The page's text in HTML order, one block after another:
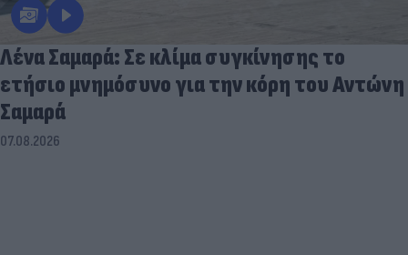
Λένα Σαμαρά: Σε κλίμα συγκίνησης το
ετήσιο μνημόσυνο για την κόρη του Αντώνη
Σαμαρά
07.08.2026